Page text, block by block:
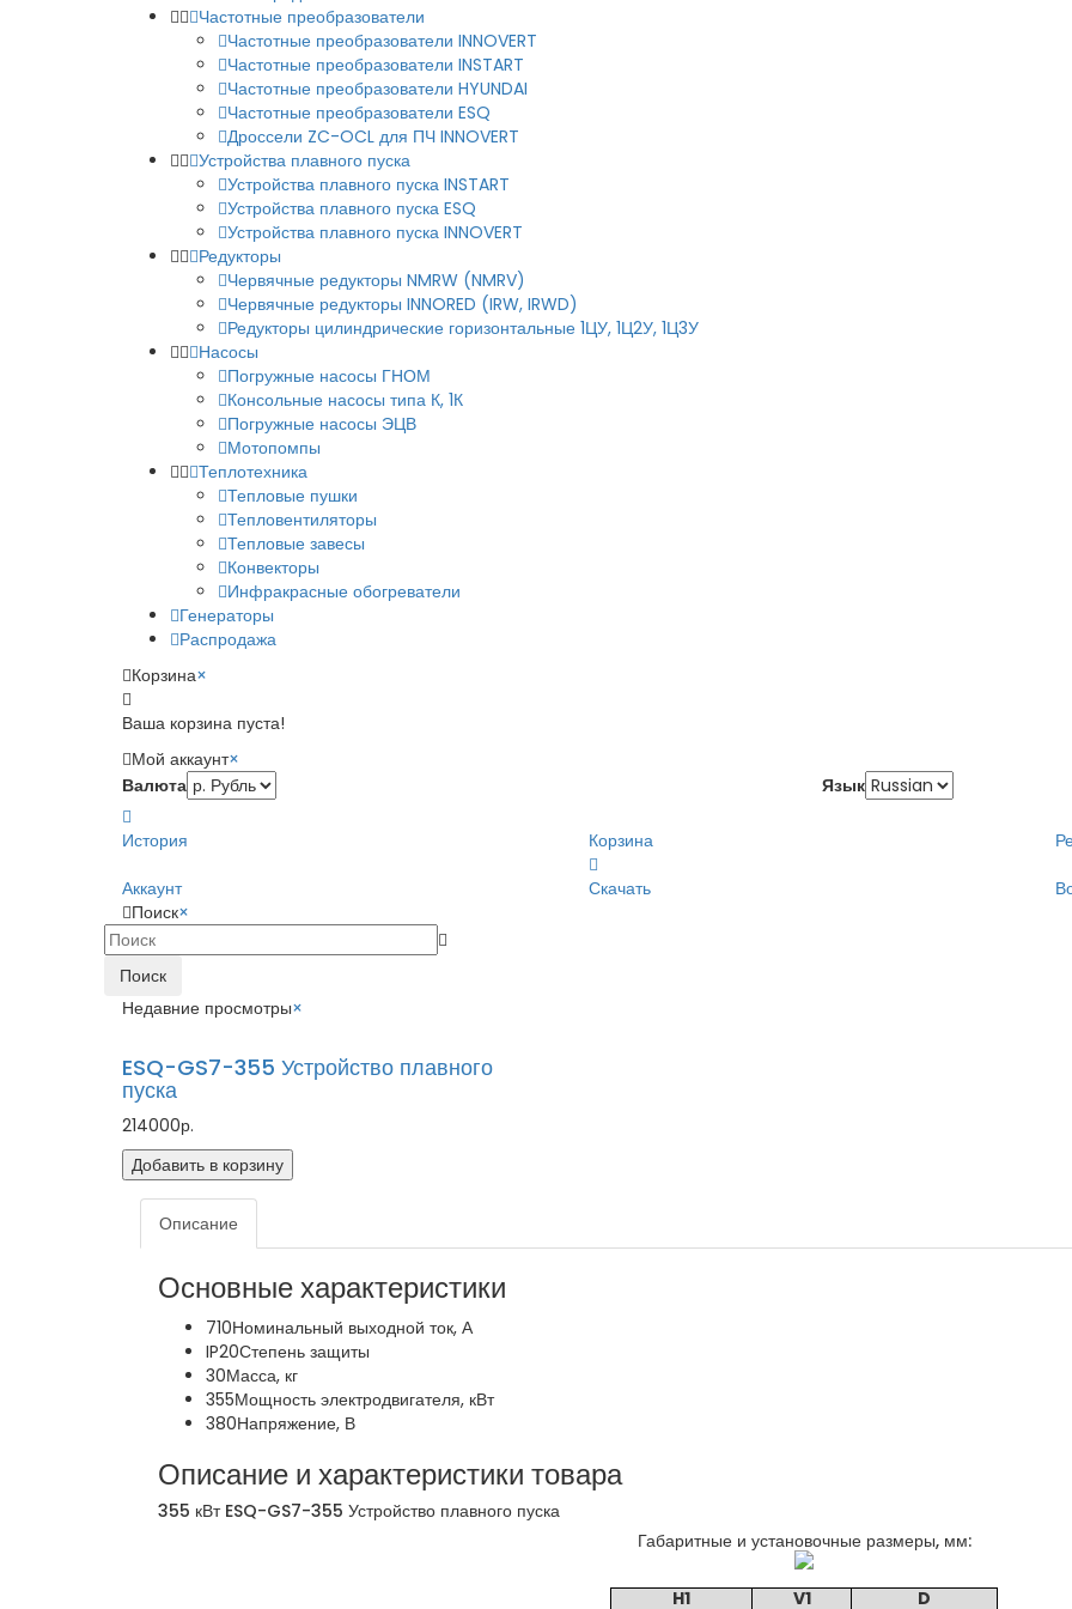
Частотные преобразователи
Частотные преобразователи INNOVERT
Частотные преобразователи INSTART
Частотные преобразователи HYUNDAI
Частотные преобразователи ESQ
Дроссели ZC-OCL для ПЧ INNOVERT
Устройства плавного пуска
Устройства плавного пуска INSTART
Устройства плавного пуска ESQ
Устройства плавного пуска INNOVERT
Редукторы
Червячные редукторы NMRW (NMRV)
Червячные редукторы INNORED (IRW, IRWD)
Редукторы цилиндрические горизонтальные 1ЦУ, 1Ц2У, 1Ц3У
Насосы
Погружные насосы ГНОМ
Консольные насосы типа К, 1К
Погружные насосы ЭЦВ
Мотопомпы
Теплотехника
Тепловые пушки
Тепловентиляторы
Тепловые завесы
Конвекторы
Инфракрасные обогреватели
Генераторы
Распродажа
Корзина×
Ваша корзина пуста!
Мой аккаунт×
Валюта
Язык
История Корзина
Аккаунт
Скачать
Поиск×
Поиск
Недавние просмотры×
ESQ-GS7-355 Устройство плавного
пуска
214000р.
Добавить в корзину
Описание
Основные характеристики
710Номинальный выходной ток, А
IP20Степень защиты
30Масса, кг
355Мощность электродвигателя, кВт
380Напряжение, В
Описание и характеристики товара
355 кВт ESQ-GS7-355 Устройство плавного пуска
Габаритные и установочные размеры, мм:
H1 V1
D